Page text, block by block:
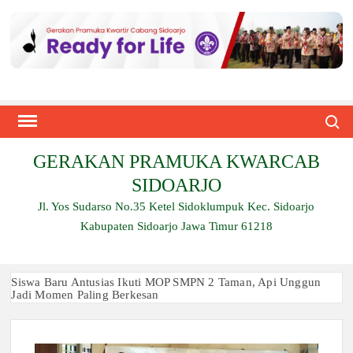
content
GERAKAN PRAMUKA KWARCAB
SIDOARJO
Jl. Yos Sudarso No.35 Ketel Sidoklumpuk Kec. Sidoarjo
Kabupaten Sidoarjo Jawa Timur 61218
Siswa Baru Antusias Ikuti MOP SMPN 2 Taman, Api Unggun
Jadi Momen Paling Berkesan
Perjuangan Pramuka SMK Plus NU Sidoarjo